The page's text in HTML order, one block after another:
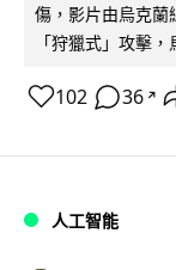
傷，影片由烏克蘭
「狩獵式」攻擊
102 36 ↗
人工智能